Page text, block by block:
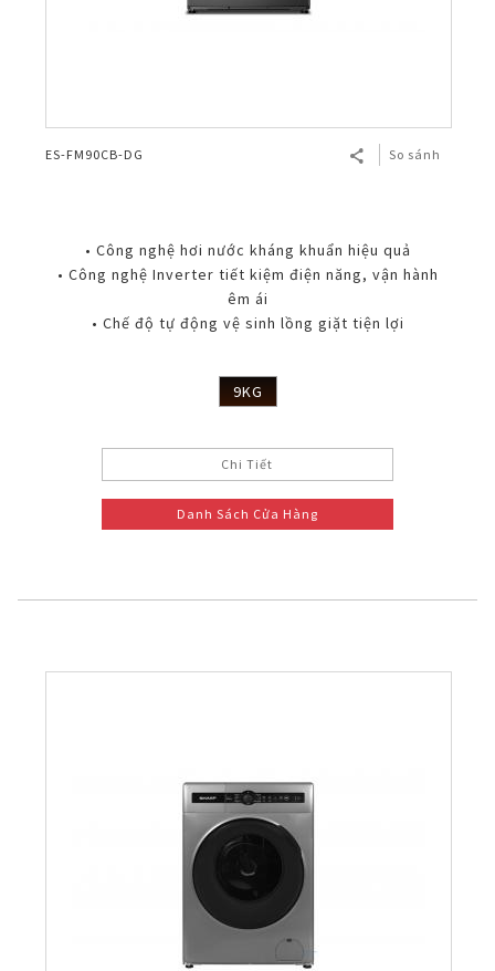
ES-FM90CB-DG So sánh
• Công nghệ hơi nước kháng khuẩn hiệu quả
• Công nghệ Inverter tiết kiệm điện năng, vận hành
êm ái
• Chế độ tự động vệ sinh lồng giặt tiện lợi
9KG
Chi Tiết
Danh Sách Cửa Hàng